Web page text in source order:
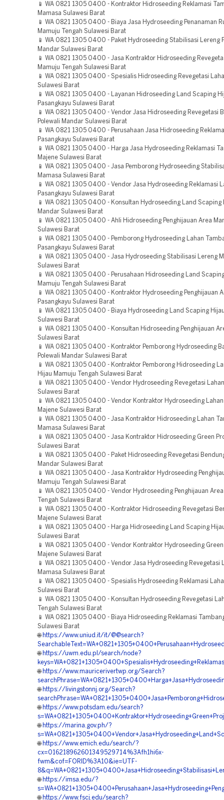
📱 WA 0821 1305 0400 - Kontraktor Hidroseeding Reklamasi
Mamasa Sulawesi Barat
📱 WA 0821 1305 0400 - Biaya Jasa Hydroseeding Penanaman
Mamuju Tengah Sulawesi Barat
📱 WA 0821 1305 0400 - Paket Hydroseeding Stabilisasi Lereng
Mandar Sulawesi Barat
📱 WA 0821 1305 0400 - Jasa Kontraktor Hidroseeding
Mamuju Tengah Sulawesi Barat
📱 WA 0821 1305 0400 - Spesialis Hidroseeding Revegetasi
Sulawesi Barat
📱 WA 0821 1305 0400 - Layanan Hidroseeding Land Scaping
Pasangkayu Sulawesi Barat
📱 WA 0821 1305 0400 - Vendor Jasa Hidroseeding Revegetasi
Polewali Mandar Sulawesi Barat
📱 WA 0821 1305 0400 - Perusahaan Jasa Hidroseeding
Pasangkayu Sulawesi Barat
📱 WA 0821 1305 0400 - Harga Jasa Hydroseeding Reklamasi
Majene Sulawesi Barat
📱 WA 0821 1305 0400 - Jasa Pemborong Hydroseeding
Mamasa Sulawesi Barat
📱 WA 0821 1305 0400 - Vendor Jasa Hydroseeding Reklamasi
Pasangkayu Sulawesi Barat
📱 WA 0821 1305 0400 - Konsultan Hydroseeding Land Scaping
Mandar Sulawesi Barat
📱 WA 0821 1305 0400 - Ahli Hidroseeding Penghijauan Area
Sulawesi Barat
📱 WA 0821 1305 0400 - Pemborong Hydroseeding Lahan
Pasangkayu Sulawesi Barat
📱 WA 0821 1305 0400 - Jasa Hydroseeding Stabilisasi Lereng
Sulawesi Barat
📱 WA 0821 1305 0400 - Perusahaan Hidroseeding Land
Mamuju Tengah Sulawesi Barat
📱 WA 0821 1305 0400 - Kontraktor Hydroseeding Penghijauan
Pasangkayu Sulawesi Barat
📱 WA 0821 1305 0400 - Biaya Hydroseeding Land Scaping
Sulawesi Barat
📱 WA 0821 1305 0400 - Konsultan Hidroseeding Penghijauan
Sulawesi Barat
📱 WA 0821 1305 0400 - Kontraktor Pemborong Hydroseeding
Polewali Mandar Sulawesi Barat
📱 WA 0821 1305 0400 - Kontraktor Pemborong Hidroseeding
Hijau Mamuju Tengah Sulawesi Barat
📱 WA 0821 1305 0400 - Vendor Hydroseeding Revegetasi
Sulawesi Barat
📱 WA 0821 1305 0400 - Vendor Kontraktor Hydroseeding
Majene Sulawesi Barat
📱 WA 0821 1305 0400 - Jasa Kontraktor Hidroseeding Lahan
Mamasa Sulawesi Barat
📱 WA 0821 1305 0400 - Jasa Kontraktor Hidroseeding Green
Sulawesi Barat
📱 WA 0821 1305 0400 - Paket Hidroseeding Revegetasi
Mandar Sulawesi Barat
📱 WA 0821 1305 0400 - Jasa Kontraktor Hydroseeding
Mamuju Tengah Sulawesi Barat
📱 WA 0821 1305 0400 - Vendor Hydroseeding Penghijauan
Tengah Sulawesi Barat
📱 WA 0821 1305 0400 - Kontraktor Hidroseeding Revegetasi
Majene Sulawesi Barat
📱 WA 0821 1305 0400 - Harga Hidroseeding Land Scaping
Sulawesi Barat
📱 WA 0821 1305 0400 - Vendor Kontraktor Hydroseeding
Majene Sulawesi Barat
📱 WA 0821 1305 0400 - Vendor Jasa Hydroseeding Revegetasi
Mamasa Sulawesi Barat
📱 WA 0821 1305 0400 - Spesialis Hydroseeding Reklamasi
Sulawesi Barat
📱 WA 0821 1305 0400 - Konsultan Hydroseeding Revegetasi
Tengah Sulawesi Barat
📱 WA 0821 1305 0400 - Biaya Hidroseeding Reklamasi
Sulawesi Barat
🌐 https://www.uniud.it/it/@@search?
🌐 https://uwm.edu.pl/search/node?
🌐 https://www.mauricerivertwp.org/Search?
🌐 https://livingstonnj.org/Search?
🌐 https://www.potsdam.edu/search?
🌐 https://marina.gov.ph/?
🌐 https://www.emich.edu/search/?
cx=016218962601349529714%3Afh1hi6x-
fwm&cof=FORID%3A10&ie=UTF-
🌐 https://imsa.edu/?
🌐 https://www.fscj.edu/search?